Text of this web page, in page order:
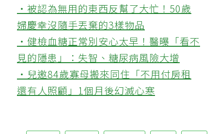
‧被認為無用的東西反幫了大忙！50歲
婦慶幸沒隨手丟棄的3樣物品
‧健檢血糖正常別安心太早！醫曝「看不
見的隱患」：失智、糖尿病風險大增
‧兒邀84歲寡母搬來同住「不用付房租
還有人照顧」1個月後幻滅心寒